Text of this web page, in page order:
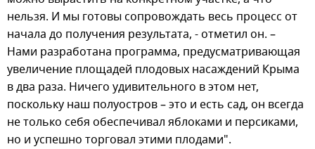
нельзя. И мы готовы сопровождать весь процесс от
начала до получения результата, - отметил он. –
Нами разработана программа, предусматривающая
увеличение площадей плодовых насаждений Крыма
в два раза. Ничего удивительного в этом нет,
поскольку наш полуостров – это и есть сад, он всегда
не только себя обеспечивал яблоками и персиками,
но и успешно торговал этими плодами".